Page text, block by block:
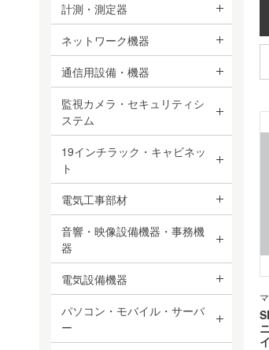
計測・測定器
ネットワーク機器
通信用設備・機器
監視カメラ・セキュリティシ
ステム
19インチラック・キャビネッ
ト
電気工事部材
音響・映像設備機器・事務機
器
電気設備機器
パソコン・モバイル・サーバ
ー